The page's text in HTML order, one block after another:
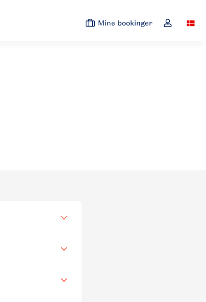
Mine bookinger Toggle the